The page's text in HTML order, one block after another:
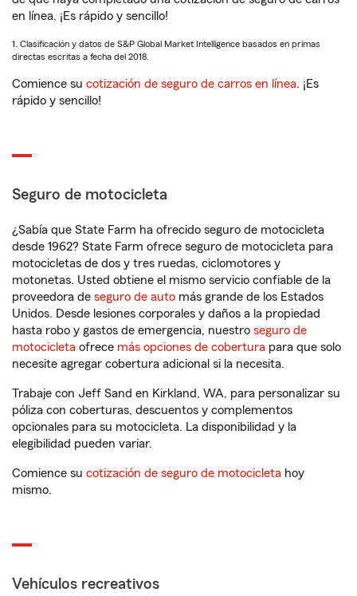
en línea. ¡Es rápido y sencillo!
1. Clasificación y datos de S&P Global Market Intelligence basados en primas
directas escritas a fecha del 2018.
Comience su cotización de seguro de carros en línea. ¡Es
rápido y sencillo!
Seguro de motocicleta
¿Sabía que State Farm ha ofrecido seguro de motocicleta
desde 1962? State Farm ofrece seguro de motocicleta para
motocicletas de dos y tres ruedas, ciclomotores y
motonetas. Usted obtiene el mismo servicio confiable de la
proveedora de seguro de auto más grande de los Estados
Unidos. Desde lesiones corporales y daños a la propiedad
hasta robo y gastos de emergencia, nuestro seguro de
motocicleta ofrece más opciones de cobertura para que solo
necesite agregar cobertura adicional si la necesita.
Trabaje con Jeff Sand en Kirkland, WA, para personalizar su
póliza con coberturas, descuentos y complementos
opcionales para su motocicleta. La disponibilidad y la
elegibilidad pueden variar.
Comience su cotización de seguro de motocicleta hoy
mismo.
Vehículos recreativos